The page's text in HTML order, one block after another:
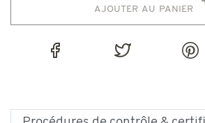
ajouter au panier